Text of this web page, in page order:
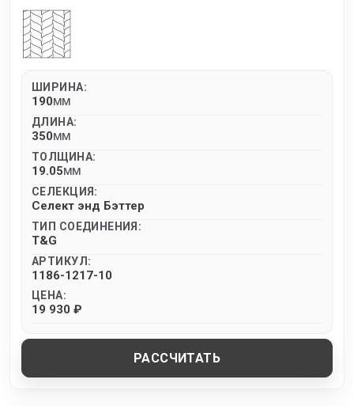
ШИРИНА:
190MM
ДЛИНА:
350MM
ТОЛЩИНА:
19.05MM
СЕЛЕКЦИЯ:
Селект энд Бэттер
ТИП СОЕДИНЕНИЯ:
T&G
АРТИКУЛ:
1186-1217-10
ЦЕНА:
19 930 ₽
РАССЧИТАТЬ